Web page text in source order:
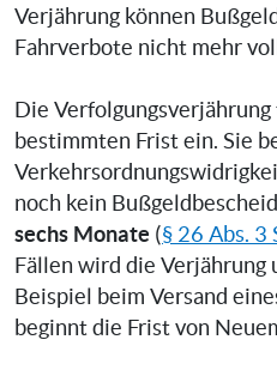
Verjährung können
Fahrverbote nicht mehr
Die
bestimmten Frist ein. Sie
noch kein
sechs Monate (§ 26 Abs. 3
Fällen wird die Verjährung
Beispiel beim Versand
beginnt die Frist von